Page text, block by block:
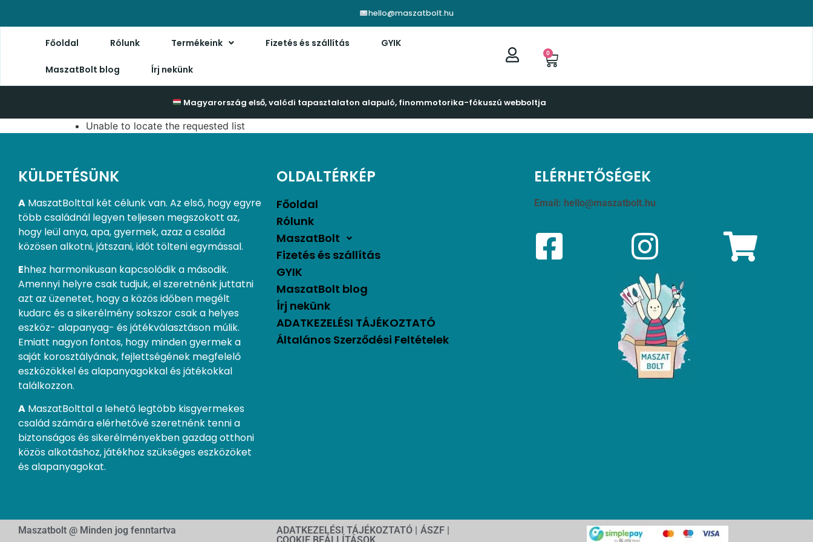
hello@maszatbolt.hu
Főoldal Rólunk Termékeink Fizetés és szállítás GYIK
MaszatBolt blog Írj nekünk
0
Magyarország első, valódi tapasztalaton alapuló, finommotorika-fókuszú webboltja
Unable to locate the requested list
KÜLDETÉSÜNK
A MaszatBolttal két célunk van. Az első, hogy egyre
több családnál legyen teljesen megszokott az,
hogy leül anya, apa, gyermek, azaz a család
közösen alkotni, játszani, időt tölteni egymással.
Ehhez harmonikusan kapcsolódik a második.
Amennyi helyre csak tudjuk, el szeretnénk juttatni
azt az üzenetet, hogy a közös időben megélt
kudarc és a sikerélmény sokszor csak a helyes
eszköz- alapanyag- és játékválasztáson múlik.
Emiatt nagyon fontos, hogy minden gyermek a
saját korosztályának, fejlettségének megfelelő
eszközökkel és alapanyagokkal és játékokkal
találkozzon.
A MaszatBolttal a lehető legtöbb kisgyermekes
család számára elérhetővé szeretnénk tenni a
biztonságos és sikerélményekben gazdag otthoni
közös alkotáshoz, játékhoz szükséges eszközöket
és alapanyagokat.
OLDALTÉRKÉP
Főoldal
Rólunk
MaszatBolt
Fizetés és szállítás
GYIK
MaszatBolt blog
Írj nekünk
ADATKEZELÉSI TÁJÉKOZTATÓ
Általános Szerződési Feltételek
ELÉRHETŐSÉGEK
Email: hello@maszatbolt.hu
Maszatbolt @ Minden jog fenntartva ADATKEZELÉSI TÁJÉKOZTATÓ | ÁSZF |